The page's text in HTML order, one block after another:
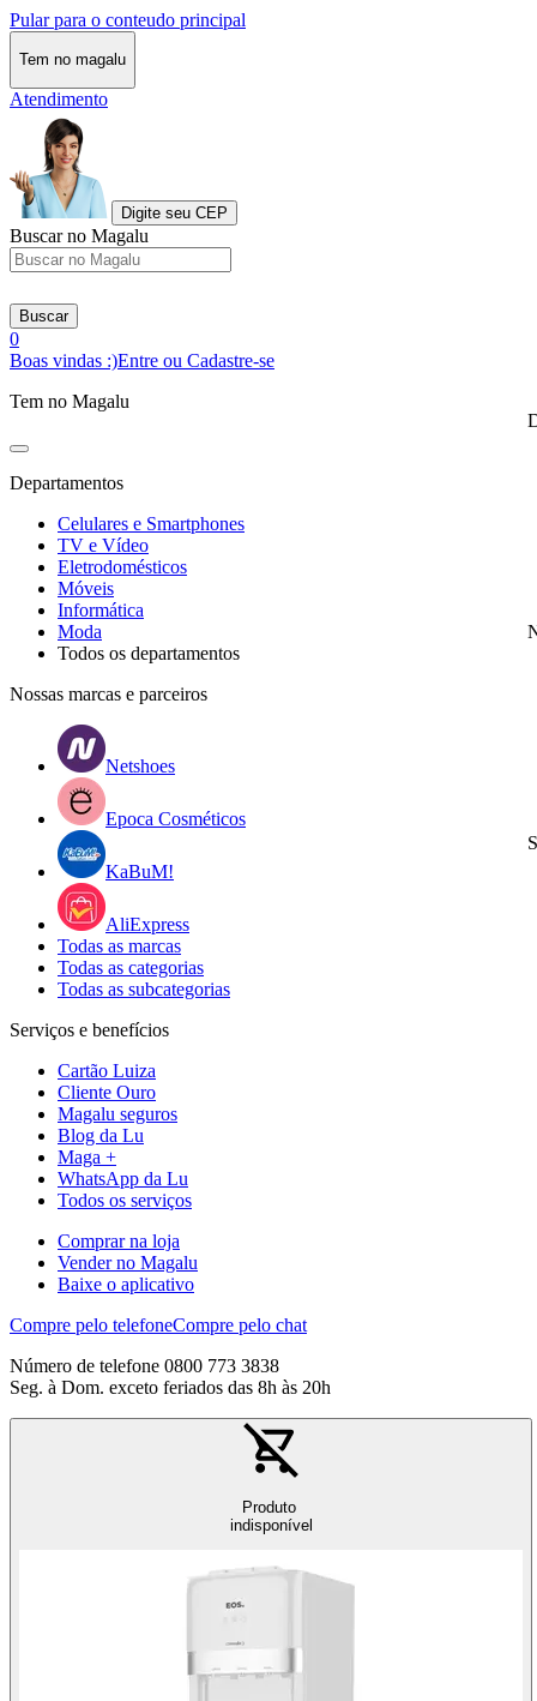
Pular para o conteudo principal
Tem no magalu
Atendimento
Digite seu CEP
Buscar no Magalu
Buscar
0
Boas vindas :)Entre ou Cadastre-se
Tem no Magalu
Departamentos
Celulares e Smartphones
TV e Vídeo
Eletrodomésticos
Móveis
Informática
Moda
Todos os departamentos
Nossas marcas e parceiros
Netshoes
Epoca Cosméticos
KaBuM!
AliExpress
Todas as marcas
Todas as categorias
Todas as subcategorias
Serviços e benefícios
Cartão Luiza
Cliente Ouro
Magalu seguros
Blog da Lu
Maga +
WhatsApp da Lu
Todos os serviços
Comprar na loja
Vender no Magalu
Baixe o aplicativo
Compre pelo telefoneCompre pelo chat
Número de telefone 0800 773 3838
Seg. à Dom. exceto feriados das 8h às 20h
Produto
indisponível